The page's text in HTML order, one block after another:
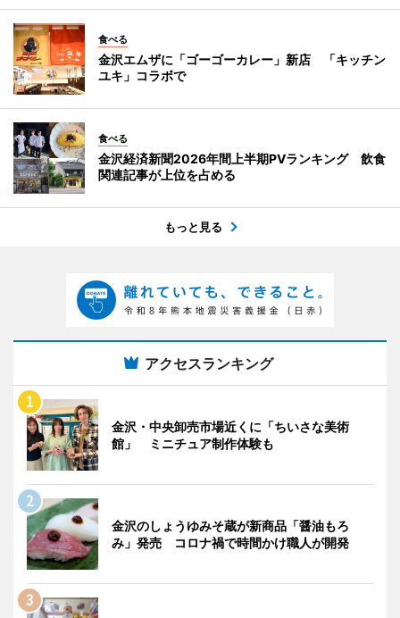
食べる
金沢エムザに「ゴーゴーカレー」新店 「キッチン
ユキ」コラボで
食べる
金沢経済新聞2026年間上半期PVランキング 飲食
関連記事が上位を占める
もっと見る
アクセスランキング
金沢・中央卸売市場近くに「ちいさな美術
館」 ミニチュア制作体験も
金沢のしょうゆみそ蔵が新商品「醤油もろ
み」発売 コロナ禍で時間かけ職人が開発